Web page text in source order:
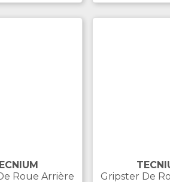
Roue Arrière
Gripster De